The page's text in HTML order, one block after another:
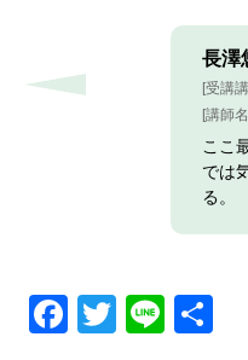
長澤
[受講
[講師
ここ
では
る。
Facebook
Twitter
Line